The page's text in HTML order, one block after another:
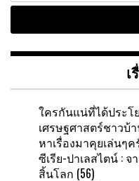
เ
ใครกันแน่ที่ได้ประโ
เศรษฐศาสตร์ชาวบ้
หาเรื่องมาคุยเล่นๆค
ซีเรีย-ปาเลสไตน์ :
สิ้นโลก (56)